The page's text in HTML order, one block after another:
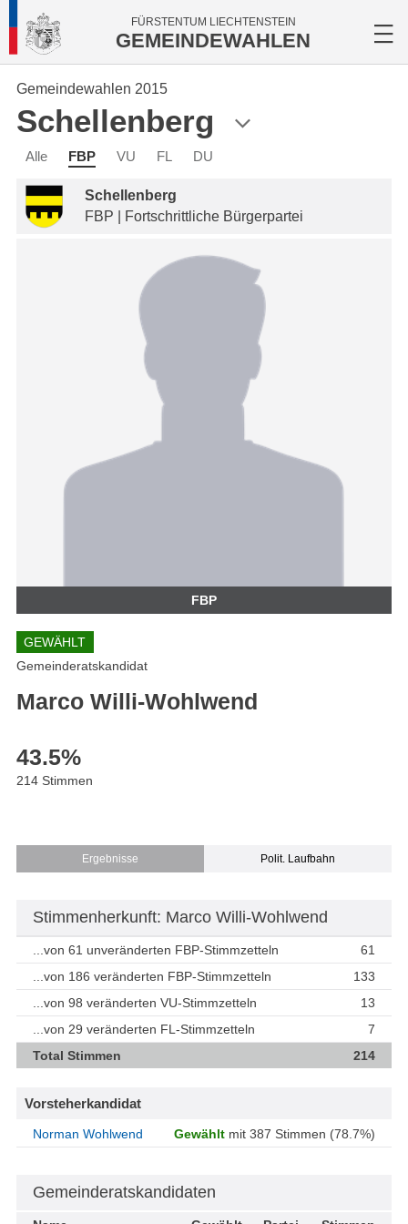
FÜRSTENTUM LIECHTENSTEIN
GEMEINDEWAHLEN
Gemeindewahlen 2015
Schellenberg
Alle FBP VU FL DU
Schellenberg
FBP | Fortschrittliche Bürgerpartei
FBP
GEWÄHLT
Gemeinderatskandidat
Marco Willi-Wohlwend
43.5%
214 Stimmen
Ergebnisse Polit. Laufbahn
Stimmenherkunft: Marco Willi-Wohlwend
...von 61 unveränderten FBP-Stimmzetteln
61
...von 186 veränderten FBP-Stimmzetteln
133
...von 98 veränderten VU-Stimmzetteln
13
...von 29 veränderten FL-Stimmzetteln
7
Total Stimmen
214
Vorsteherkandidat
Norman Wohlwend Gewählt mit 387 Stimmen (78.7%)
Gemeinderatskandidaten